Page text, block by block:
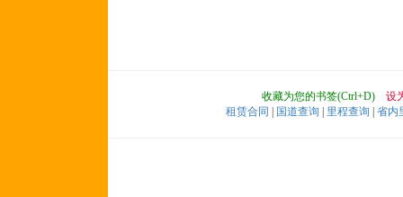
收藏为您的书签(Ctrl+D)
设
租赁合同
国道查询 里程查询 省内